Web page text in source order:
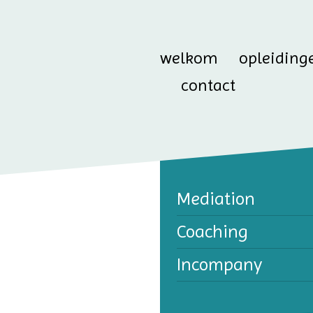
welkom
contact
Mediation
Coaching
Incompany